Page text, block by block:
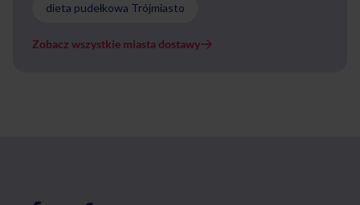
dieta pudełkowa Trójmiasto
Zobacz wszystkie miasta dostawy